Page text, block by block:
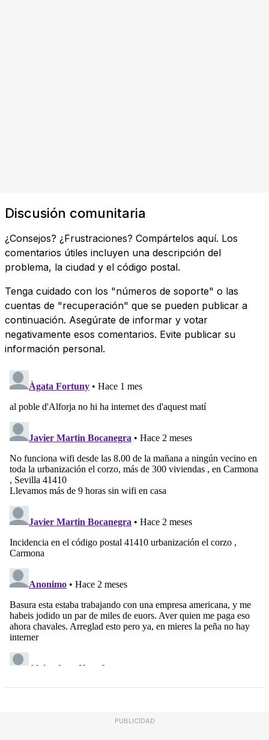
Discusión comunitaria
¿Consejos? ¿Frustraciones? Compártelos aquí. Los
comentarios útiles incluyen una descripción del
problema, la ciudad y el código postal.
Tenga cuidado con los "números de soporte" o las
cuentas de "recuperación" que se pueden publicar a
continuación. Asegúrate de informar y votar
negativamente esos comentarios. Evite publicar su
información personal.
PUBLICIDAD